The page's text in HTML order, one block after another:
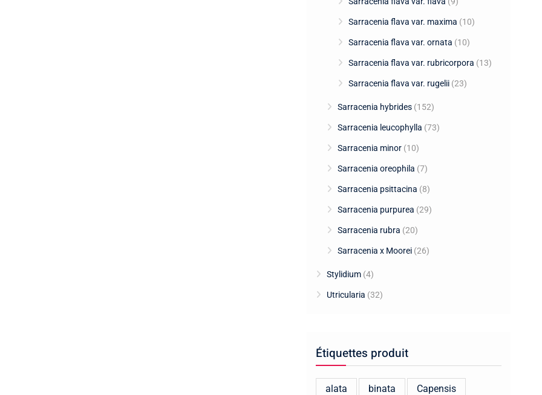
Sarracenia flava var. maxima (10)
Sarracenia flava var. ornata (10)
Sarracenia flava var. rubricorpora (13)
Sarracenia flava var. rugelii (23)
Sarracenia hybrides (152)
Sarracenia leucophylla (73)
Sarracenia minor (10)
Sarracenia oreophila (7)
Sarracenia psittacina (8)
Sarracenia purpurea (29)
Sarracenia rubra (20)
Sarracenia x Moorei (26)
Stylidium (4)
Utricularia (32)
Étiquettes produit
alata binata Capensis